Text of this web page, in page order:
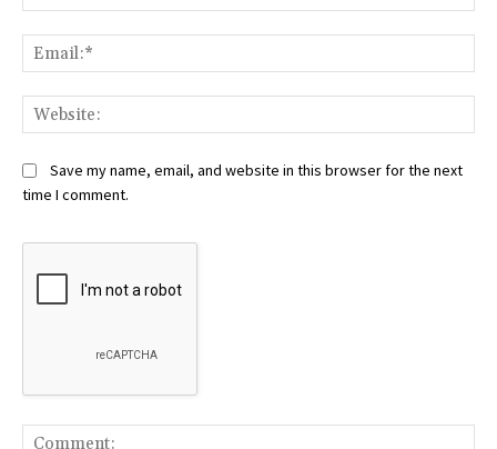
Save my name, email, and website in this browser for the next
time I comment.